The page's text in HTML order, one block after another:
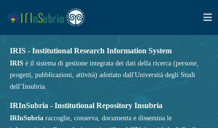
IRIS - Institutional Research Information System
IRIS è il sistema di gestione integrata dei dati della ricerca (persone,
progetti, pubblicazioni, attività) adottato dall'Università degli Studi
dell’Insubria.
IRInSubria - Institutional Repository Insubria
IRInSubria raccoglie, conserva, documenta e dissemina le